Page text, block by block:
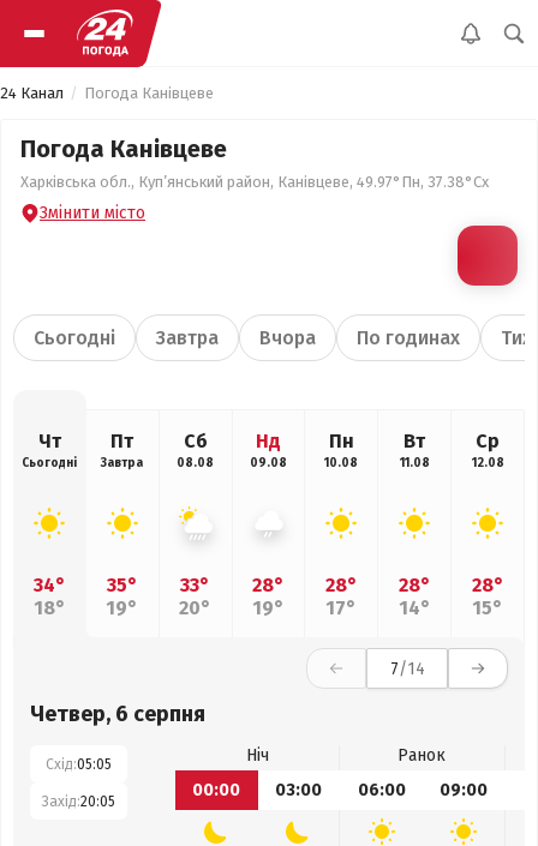
24 Канал Погода Канівцеве
Погода Канівцеве
Харківська обл., Куп’янський район, Канівцеве, 49.97°Пн, 37.38°Сх
Змінити місто
Сьогодні Завтра Вчора По годинах
Чт
Сьогодні
34°
18°
Пт
Завтра
35°
19°
Сб
08.08
33°
20°
Нд
09.08
28°
19°
Пн
10.08
28°
17°
Вт
11.08
28°
14°
Ср
12.08
28°
15°
7/14
Четвер, 6 серпня
Схід:05:05
Захід:20:05
Ніч
Ранок
00:00
03:00 06:00 09:00